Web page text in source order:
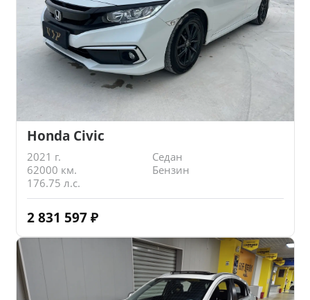
Honda Civic
2021 г.
Седан
62000 км.
Бензин
176.75 л.с.
2 831 597 ₽